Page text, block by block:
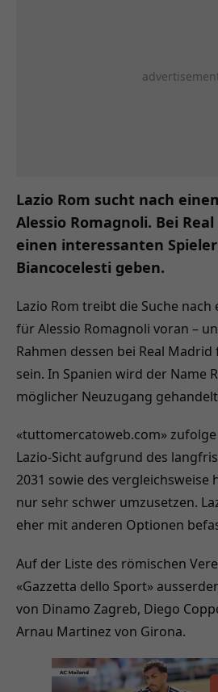
Lazio Rom sucht nach
Alessio Romagnoli. Bei
einen interessanten
Biancocelesti geben.
Lazio Rom treibt die Suche
für Alessio Romagnoli voran –
Rahmen dessen bei Real
sein. In Spanien wird der Name
möglicher Neuzugang
«tuttomercatoweb.com»
Lazio-Sicht aufgrund des
2031 sowie des
nur sehr schwer umzusetzen.
eher mit anderen Optionen
Auf der Liste des römischen
«Gazzetta dello Sport»
von Dinamo Zagreb, Diego
Arnau Martinez von Girona.